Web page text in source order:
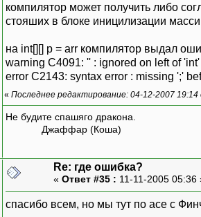
компилятор может получить либо
стояших в блоке иницилизации
на int[][] p = arr компилятор выдал
warning C4091: '' : ignored on left of
error C2143: syntax error : missing ';'
« Последнее редактирование: 04-12-2007
Не будите спашяго дракона.
Джаффар (Коша)
Re: где ошибка?
« Ответ #35 : 11-11-2005
спасибо всем, но мы тут по асе с